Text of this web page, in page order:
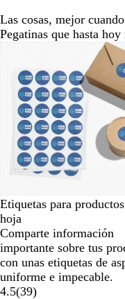
Las cosas, mejor
Pegatinas que hasta
Etiquetas para
hoja
Comparte información
importante sobre tus
con unas etiquetas de
uniforme e impecable.
4.5(39)